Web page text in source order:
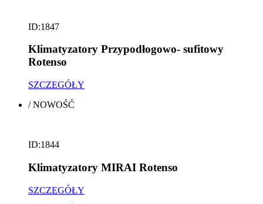
ID:1847
Klimatyzatory Przypodłogowo- sufitowy
Rotenso
SZCZEGÓŁY
/NOWOŚĆ
ID:1844
Klimatyzatory MIRAI Rotenso
SZCZEGÓŁY